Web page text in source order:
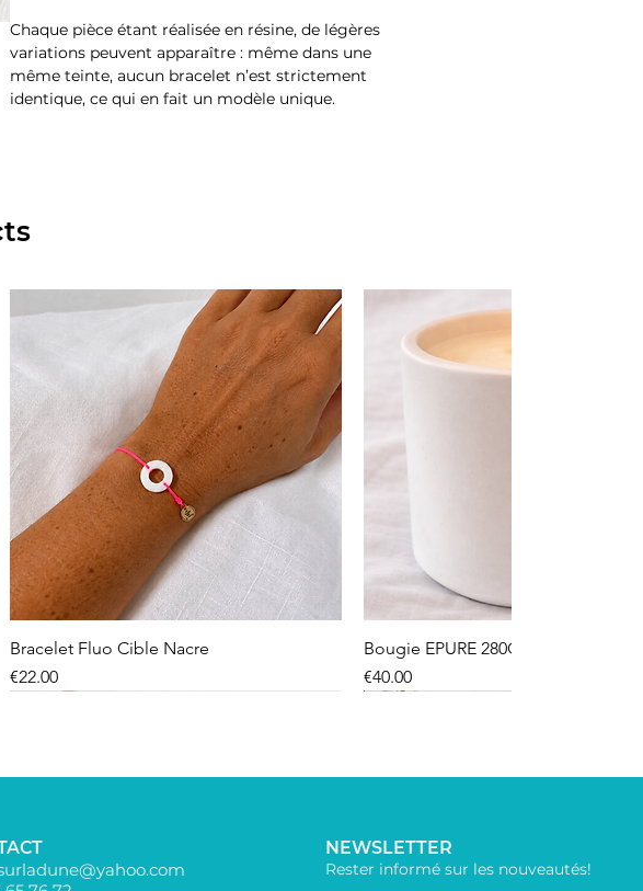
Chaque pièce étant réalisée en résine, de légères
variations peuvent apparaître : même dans une
même teinte, aucun bracelet n’est strictement
identique, ce qui en fait un modèle unique.
Bracelet Fluo Cible Nacre
Price
€22.00
Bougie EPURE 280G
Price
€40.00
NEWSLETTER
Rester informé sur les nouveautés!